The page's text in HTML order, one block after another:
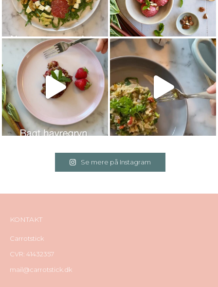
Se mere på Instagram
KONTAKT
Carrotstick
CVR: 41432357
mail@carrotstick.dk